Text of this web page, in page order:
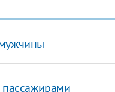
пассажирами